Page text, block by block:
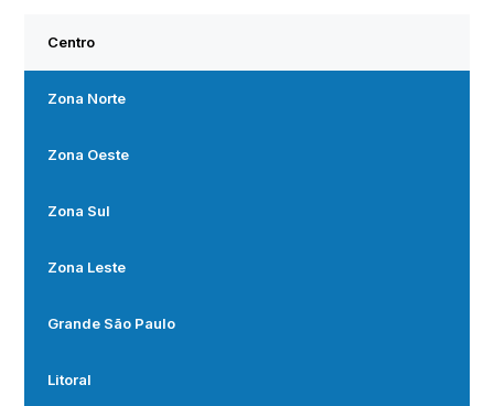
Centro
Zona Norte
Zona Oeste
Zona Sul
Zona Leste
Grande São Paulo
Litoral